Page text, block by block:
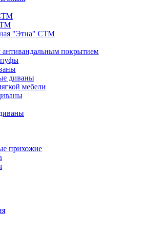
"Этна" СТМ
покрытием
пуфы
диваны
мебели
прихожие